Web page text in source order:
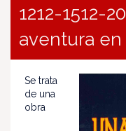
1212-1512-
aventura
Se trata
de una
obra